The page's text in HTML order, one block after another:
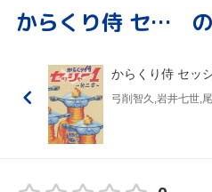
からくり侍 セッシャー1 第二章 DVD-BOX
からくり侍 セッ
弓削智久,岩井七世,